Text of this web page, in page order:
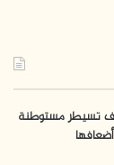
تسيطر مستوطنة